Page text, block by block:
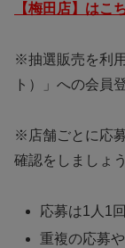
【梅田店】はこ
※抽選販売を利
ト）」への会員
※店舗ごとに応
確認をしましょう
応募は1人1
重複の応募